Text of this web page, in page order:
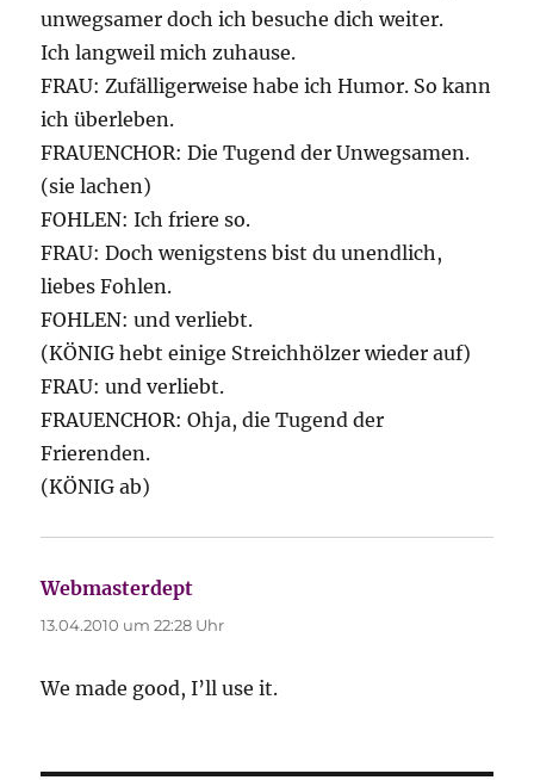
unwegsamer doch ich besuche dich weiter.
Ich langweil mich zuhause.
FRAU: Zufälligerweise habe ich Humor. So kann
ich überleben.
FRAUENCHOR: Die Tugend der Unwegsamen.
(sie lachen)
FOHLEN: Ich friere so.
FRAU: Doch wenigstens bist du unendlich,
liebes Fohlen.
FOHLEN: und verliebt.
(KÖNIG hebt einige Streichhölzer wieder auf)
FRAU: und verliebt.
FRAUENCHOR: Ohja, die Tugend der
Frierenden.
(KÖNIG ab)
Webmasterdept
13.04.2010 um 22:28 Uhr
We made good, I’ll use it.